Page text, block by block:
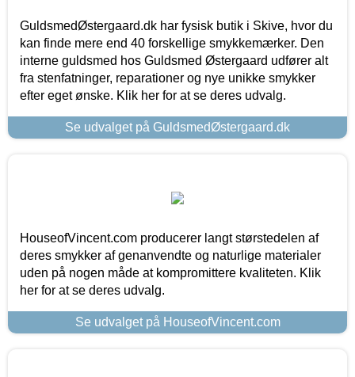
GuldsmedØstergaard.dk har fysisk butik i Skive, hvor du
kan finde mere end 40 forskellige smykkemærker. Den
interne guldsmed hos Guldsmed Østergaard udfører alt
fra stenfatninger, reparationer og nye unikke smykker
efter eget ønske. Klik her for at se deres udvalg.
Se udvalget på GuldsmedØstergaard.dk
HouseofVincent.com producerer langt størstedelen af
deres smykker af genanvendte og naturlige materialer
uden på nogen måde at kompromittere kvaliteten. Klik
her for at se deres udvalg.
Se udvalget på HouseofVincent.com